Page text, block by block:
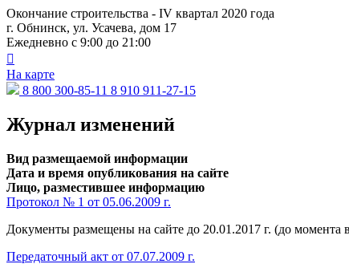
Окончание строительства - IV квартал 2020 года
г. Обнинск, ул. Усачева, дом 17
Ежедневно с 9:00 до 21:00

На карте
8 800 300-85-11 8 910 911-27-15
Журнал изменений
Вид размещаемой информации
Дата и время опубликования на сайте
Лицо, разместившее информацию
Протокол № 1 от 05.06.2009 г.
Документы размещены на сайте до 20.01.2017 г. (до
Передаточный акт от 07.07.2009 г.